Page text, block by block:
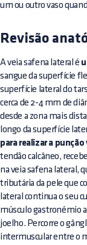
um ou outro vaso
Revisão
A veia safena lateral é
sangue da superfície
superfície lateral do
cerca de 2-4 mm de
desde a zona mais
longo da superfície
para realizar a
tendão calcâneo,
na veia safena lateral,
tributária da pele que
lateral continua o seu
músculo gastronémio
joelho. Percorre o
intermuscular entre o